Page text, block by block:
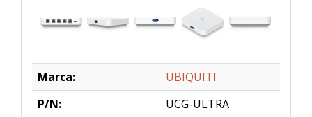
Marca:
UBIQUITI
P/N:
UCG-ULTRA